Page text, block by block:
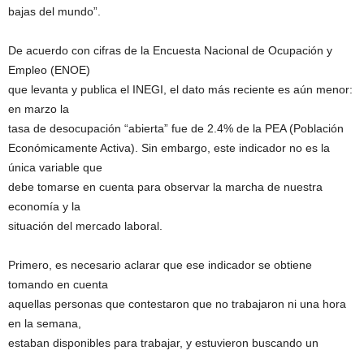
bajas del mundo”.
De acuerdo con cifras de la Encuesta Nacional de Ocupación y
Empleo (ENOE)
que levanta y publica el INEGI, el dato más reciente es aún menor:
en marzo la
tasa de desocupación “abierta” fue de 2.4% de la PEA (Población
Económicamente Activa). Sin embargo, este indicador no es la
única variable que
debe tomarse en cuenta para observar la marcha de nuestra
economía y la
situación del mercado laboral.
Primero, es necesario aclarar que ese indicador se obtiene
tomando en cuenta
aquellas personas que contestaron que no trabajaron ni una hora
en la semana,
estaban disponibles para trabajar, y estuvieron buscando un